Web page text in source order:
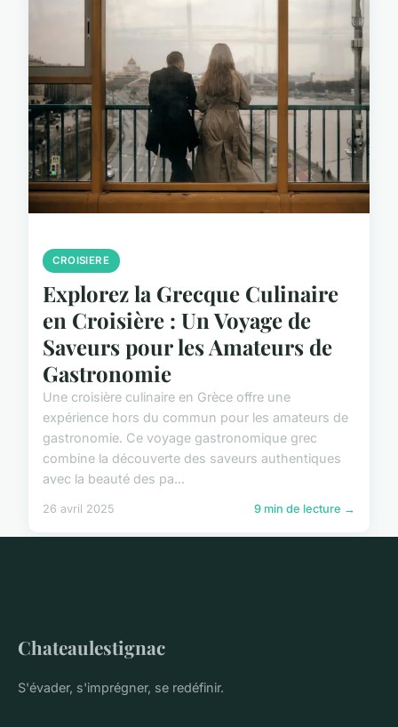
CROISIERE
Explorez la Grecque Culinaire
en Croisière : Un Voyage de
Saveurs pour les Amateurs de
Gastronomie
Une croisière culinaire en Grèce offre une
expérience hors du commun pour les amateurs de
gastronomie. Ce voyage gastronomique grec
combine la découverte des saveurs authentiques
avec la beauté des pa...
26 avril 2025 9 min de lecture →
Chateaulestignac
S'évader, s'imprégner, se redéfinir.